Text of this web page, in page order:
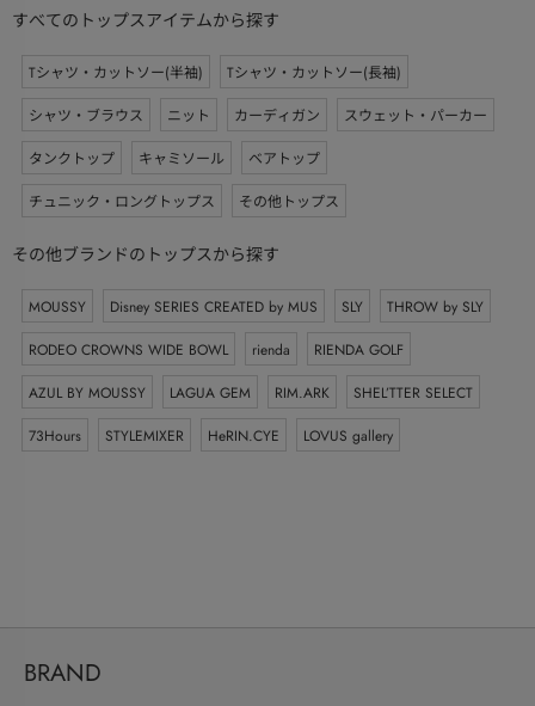
すべてのトップスアイテムから探す
Tシャツ・カットソー(半袖)
Tシャツ・カットソー(長袖)
シャツ・ブラウス
ニット カーディガン
スウェット・パーカー
タンクトップ
キャミソール
ベアトップ
チュニック・ロングトップス
その他トップス
その他ブランドのトップスから探す
MOUSSY Disney SERIES CREATED by MUS SLY
THROW by SLY
RODEO CROWNS WIDE BOWL
rienda
RIENDA GOLF
AZUL BY MOUSSY
LAGUA GEM RIM.ARK
SHEL’TTER SELECT
73Hours
STYLEMIXER HeRIN.CYE LOVUS gallery
BRAND